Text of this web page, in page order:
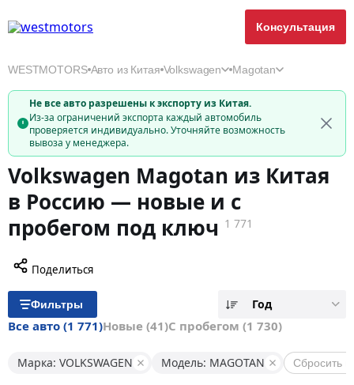
Консультация
WESTMOTORS Авто из Китая Volkswagen Magotan
Не все авто разрешены к экспорту из Китая.
Из-за ограничений экспорта каждый автомобиль
проверяется индивидуально. Уточняйте возможность
вывоза у менеджера.
Volkswagen Magotan из Китая
в Россию — новые и с
пробегом под ключ 1 771
Поделиться
Фильтры Год
Все авто (1 771)Новые (41)С пробегом (1 730)
Марка: VOLKSWAGEN Модель: MAGOTAN Сбросить